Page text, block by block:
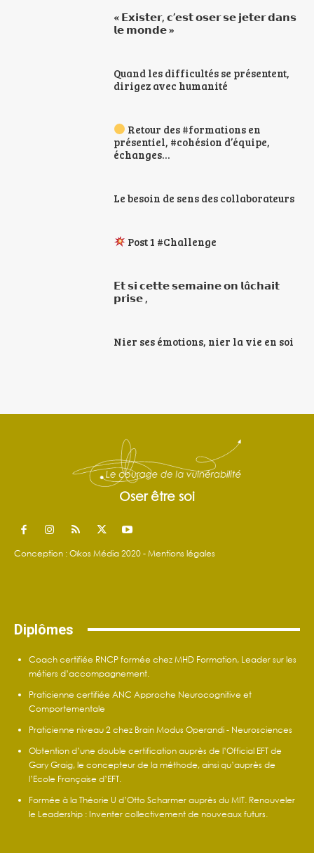
« 𝗘𝘅𝗶𝘀𝘁𝗲𝗿, 𝗰’𝗲𝘀𝘁 𝗼𝘀𝗲𝗿 𝘀𝗲 𝗷𝗲𝘁𝗲𝗿 𝗱𝗮𝗻𝘀
𝗹𝗲 𝗺𝗼𝗻𝗱𝗲 »
Quand les difficultés se présentent,
dirigez avec humanité
Retour des #formations en
présentiel, #cohésion d’équipe,
échanges…
Le besoin de sens des collaborateurs
Post 1 #Challenge
𝗘𝘁 𝘀𝗶 𝗰𝗲𝘁𝘁𝗲 𝘀𝗲𝗺𝗮𝗶𝗻𝗲 𝗼𝗻 𝗹â𝗰𝗵𝗮𝗶𝘁
𝗽𝗿𝗶𝘀𝗲 ,
Nier ses émotions, nier la vie en soi
Oser être soi
Conception : Oïkos Média 2020 - Mentions légales
Diplômes
Coach certifiée RNCP formée chez MHD Formation, Leader sur les
métiers d’accompagnement.
Praticienne certifiée ANC Approche Neurocognitive et
Comportementale
Praticienne niveau 2 chez Brain Modus Operandi - Neurosciences
Obtention d’une double certification auprès de l’Official EFT de
Gary Graig, le concepteur de la méthode, ainsi qu’auprès de
l’Ecole Française d’EFT.
Formée à la Théorie U d’Otto Scharmer auprès du MIT. Renouveler
le Leadership : Inventer collectivement de nouveaux futurs.